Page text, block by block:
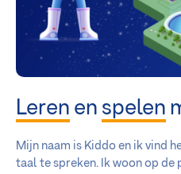
Leren en spelen
Mijn naam is Kiddo en ik vind
taal te spreken. Ik woon op de